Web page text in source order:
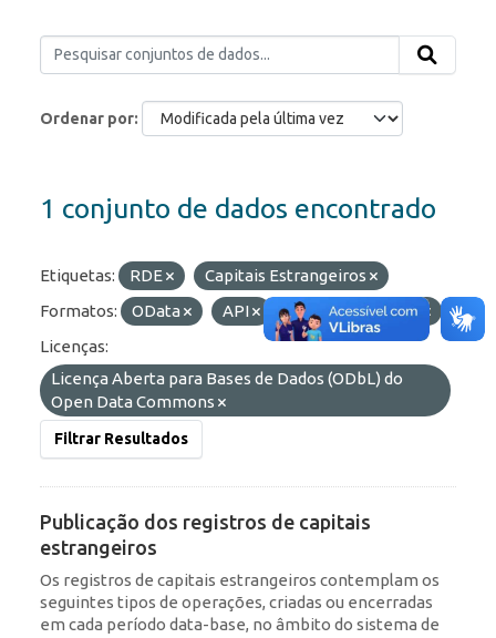
Ordenar por
1 conjunto de dados encontrado
Etiquetas: RDE
Capitais Estrangeiros
Formatos:
OData API HTML
JSON
Licenças:
Licença Aberta para Bases de Dados (ODbL) do
Open Data Commons
Filtrar Resultados
Publicação dos registros de capitais
estrangeiros
Os registros de capitais estrangeiros contemplam os
seguintes tipos de operações, criadas ou encerradas
em cada período data-base, no âmbito do sistema de